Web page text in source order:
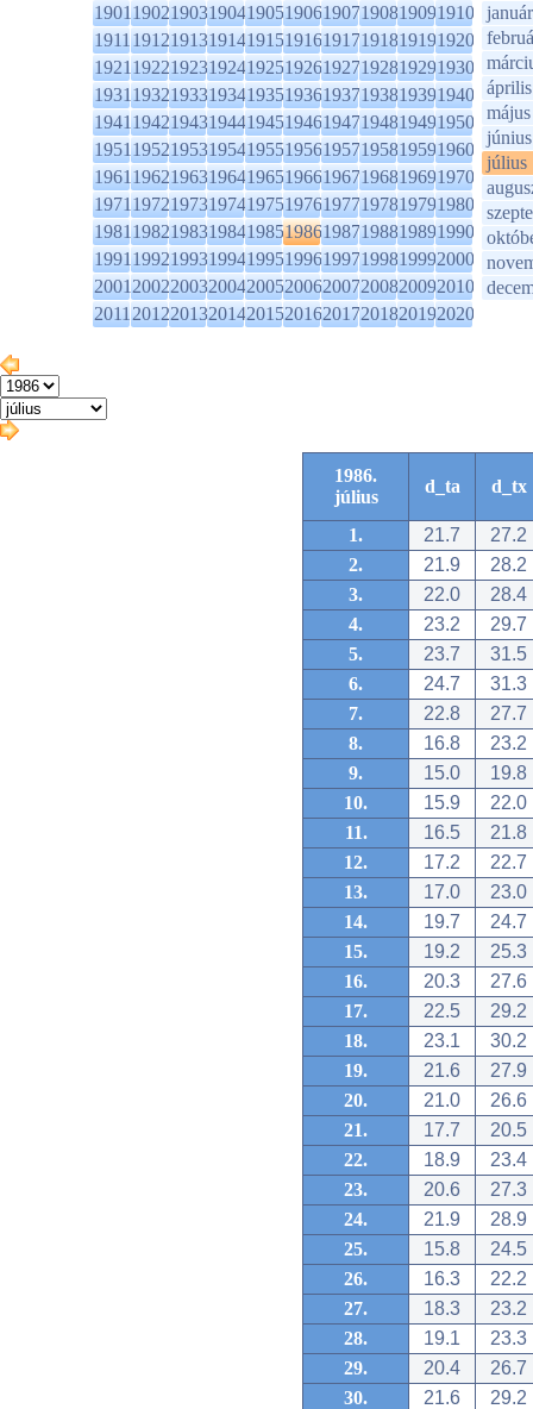
1901190219031904190519061907190819091910
1911191219131914191519161917191819191920
1921192219231924192519261927192819291930
1931193219331934193519361937193819391940
1941194219431944194519461947194819491950
1951195219531954195519561957195819591960
1961196219631964196519661967196819691970
1971197219731974197519761977197819791980
1981198219831984198519861987198819891990
1991199219931994199519961997199819992000
2001200220032004200520062007200820092010
2011201220132014201520162017201820192020
január
április
május
június
július
1986.
július
d_ta d_tx
1. 21.7
27.2
2.
21.9
28.2
3.
22.0
28.4
4.
23.2
29.7
5.
23.7
31.5
6.
24.7
31.3
7.
22.8
27.7
8.
16.8
23.2
9.
15.0
19.8
10.
15.9
22.0
11.
16.5
21.8
12.
17.2
22.7
13.
17.0
23.0
14.
19.7
24.7
15.
19.2
25.3
16.
20.3
27.6
17.
22.5
29.2
18.
23.1
30.2
19.
21.6
27.9
20.
21.0
26.6
21.
17.7
20.5
22.
18.9
23.4
23.
20.6
27.3
24.
21.9
28.9
25.
15.8
24.5
26.
16.3
22.2
27.
18.3
23.2
28.
19.1
23.3
29.
20.4
26.7
30.
21.6
29.2